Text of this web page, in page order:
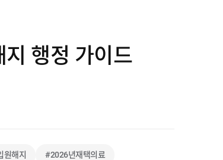
지 행정 가이드
원해지 #2026년재택의료